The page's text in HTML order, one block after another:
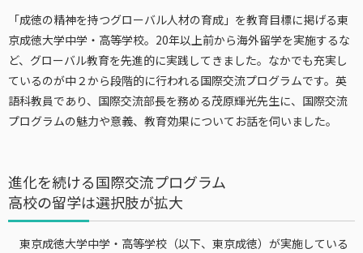
「成徳の精神を持つグローバル人材の育成」を教育目標に掲げる東
京成徳大学中学・高等学校。20年以上前から海外留学を実施するな
ど、グローバル教育を先進的に実践してきました。なかでも充実し
ているのが中２から段階的に行われる国際交流プログラムです。英
語科教員であり、国際交流部長を務める茂原輝光先生に、国際交流
プログラムの魅力や意義、教育効果についてお話を伺いました。
進化を続ける国際交流プログラム
高校の留学は選択肢が拡大
東京成徳大学中学・高等学校（以下、東京成徳）が実施している